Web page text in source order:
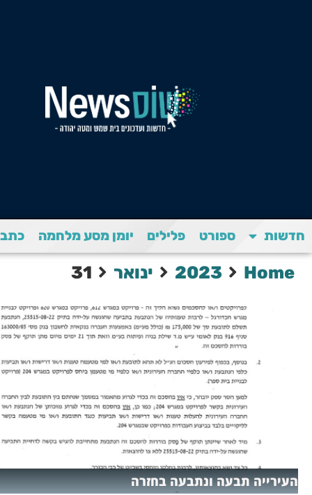
חדשות ספורט פלילים יומן מסע מלחמה
Home
2023 ינואר 31
העירייה תבעה ונתבעה בחזרה